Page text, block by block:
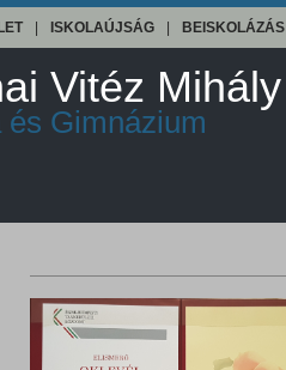
ISKOLAÚJSÁG BEISKOLÁZÁS
Vitéz Mihály
Gimnázium